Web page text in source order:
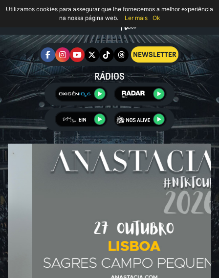
NEWSLETTER
RÁDIOS
Utilizamos cookies para assegurar que lhe fornecemos a melhor experiência
na nossa página web.
Ler mais Ok